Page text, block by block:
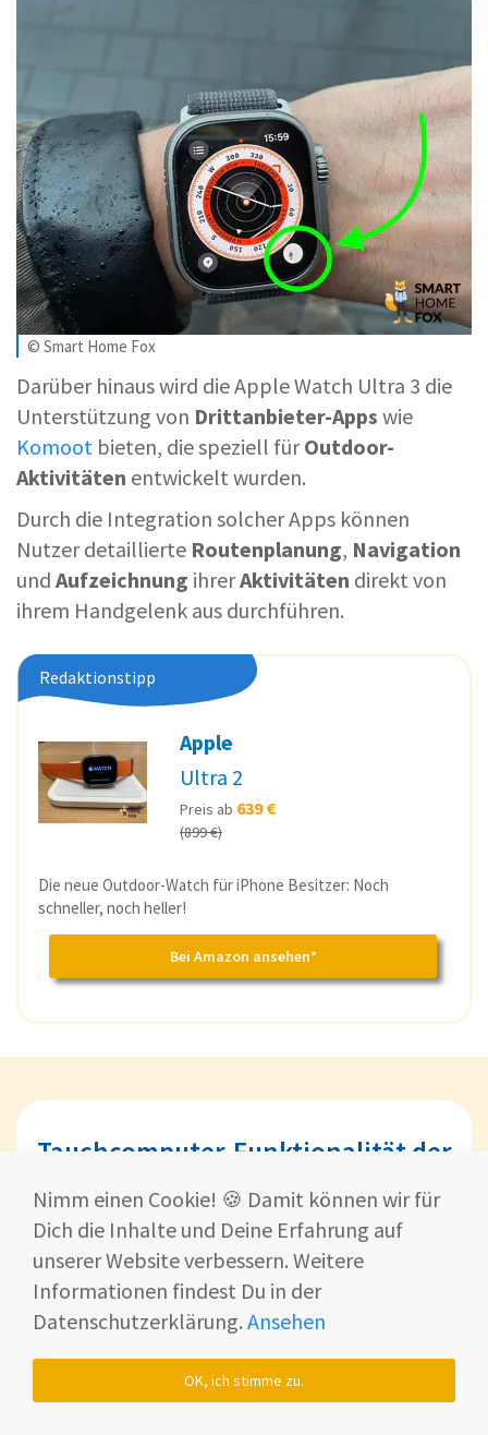
© Smart Home Fox
Darüber hinaus wird die Apple Watch Ultra 3 die
Unterstützung von Drittanbieter-Apps wie
Komoot bieten, die speziell fürOutdoor-
Aktivitäten entwickelt wurden.
Durch die Integration solcher Apps können
Nutzer detaillierte Routenplanung, Navigation
und Aufzeichnung ihrerAktivitäten direkt von
ihrem Handgelenk aus durchführen.
Redaktionstipp
Apple
Ultra 2
Preis ab 639 €
(899 €)
Die neue Outdoor-Watch für iPhone Besitzer: Noch
schneller, noch heller!
Bei Amazon ansehen*
Tauchcomputer-Funktionalität der
Apple Watch Ultra 3: Perfekte
Kombination von Technologie und
Sicherheit
Die Apple Watch Ultra 3 setzt die bewährte
bei der Vorgängerversion, der Ultra 2,
etabliert wurde.
Nimm einen Cookie! 🍪 Damit können wir für
Dich die Inhalte und Deine Erfahrung auf
unserer Website verbessern. Weitere
Informationen findest Du in der
Datenschutzerklärung. Ansehen
OK, ich stimme zu.